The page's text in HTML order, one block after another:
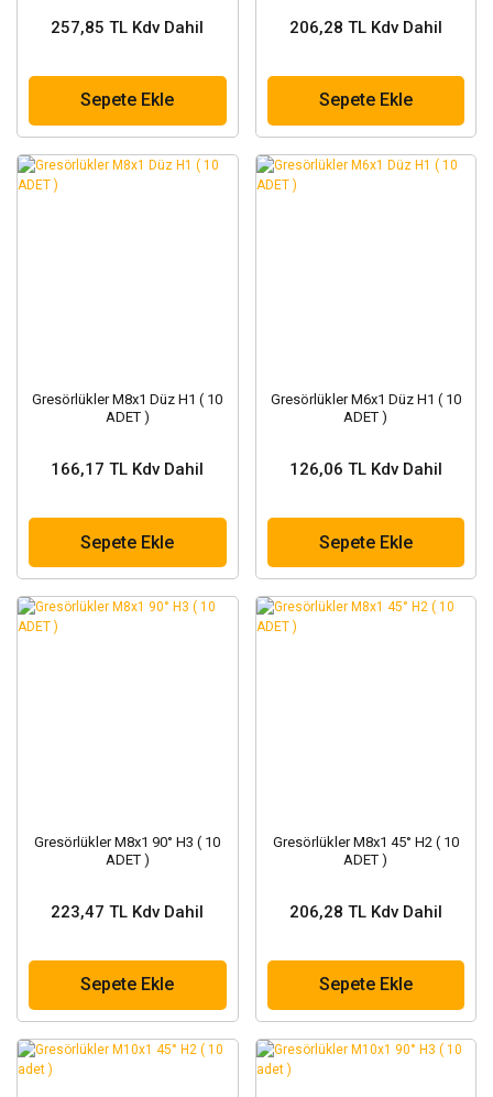
257,85 TL Kdv Dahil
Sepete Ekle
206,28 TL Kdv Dahil
Sepete Ekle
Gresörlükler M8x1 Düz H1 ( 10
ADET )
166,17 TL Kdv Dahil
Sepete Ekle
Gresörlükler M6x1 Düz H1 ( 10
ADET )
126,06 TL Kdv Dahil
Sepete Ekle
Gresörlükler M8x1 90° H3 ( 10
ADET )
223,47 TL Kdv Dahil
Sepete Ekle
Gresörlükler M8x1 45° H2 ( 10
ADET )
206,28 TL Kdv Dahil
Sepete Ekle